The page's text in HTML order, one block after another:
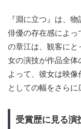
『淵に立つ』は、
俳優の存在感によっ
の章江は、観客にと
女の演技が作品全体
よって、彼女は映
としての幅をさらに
受賞歴に見る演